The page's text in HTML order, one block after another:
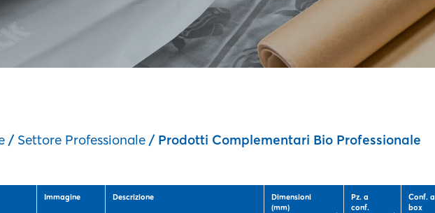
/ Settore Professionale / Prodotti Complementari Bio Professionale
Immagine Descrizione
Dimensioni
(mm)
Pz. a
conf.
Conf. a
box